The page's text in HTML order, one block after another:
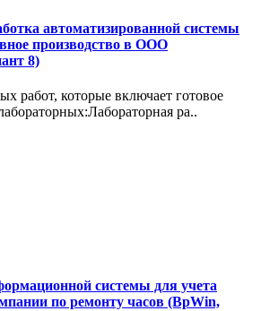
автоматизированной системы
производство в ООО
8)
работ, которые включает готовое
ра..
системы для учета
по ремонту часов (BpWin,